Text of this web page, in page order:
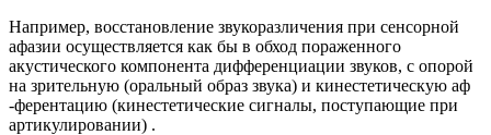
Например, восстановление звукоразличения при сенсорной
афазии осуществляется как бы в обход пораженного
акустического компонента дифференциации звуков, с опорой
на зрительную (оральный образ звука) и кинестетическую аф
-ферентацию (кинестетические сигналы, поступающие при
артикулировании) .